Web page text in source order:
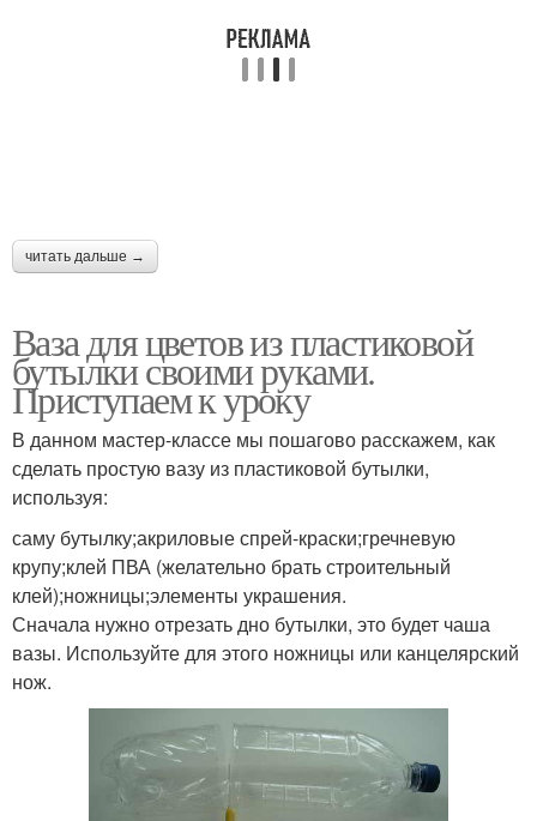
читать дальше →
Ваза для цветов из пластиковой
бутылки своими руками.
Приступаем к уроку
В данном мастер-классе мы пошагово расскажем, как
сделать простую вазу из пластиковой бутылки,
используя:
саму бутылку;акриловые спрей-краски;гречневую
крупу;клей ПВА (желательно брать строительный
клей);ножницы;элементы украшения.
Сначала нужно отрезать дно бутылки, это будет чаша
вазы. Используйте для этого ножницы или канцелярский
нож.